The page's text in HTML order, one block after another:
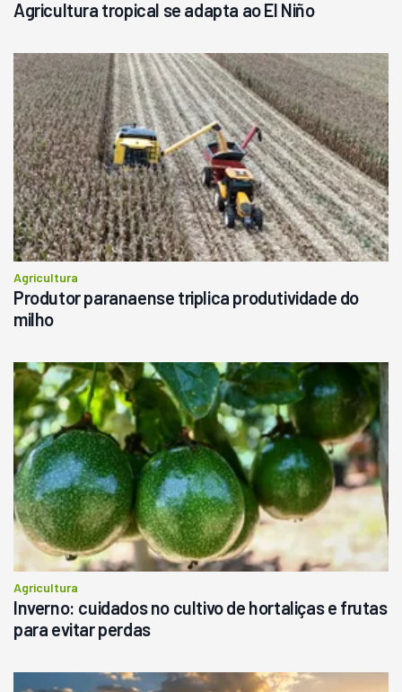
Agricultura tropical se adapta ao El Niño
Agricultura
Produtor paranaense triplica produtividade do
milho
Agricultura
Inverno: cuidados no cultivo de hortaliças e frutas
para evitar perdas